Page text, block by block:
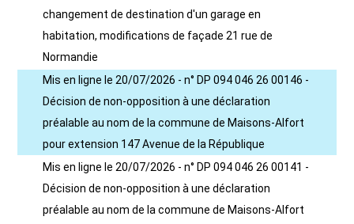
changement de destination d'un garage en
habitation, modifications de façade 21 rue de
Normandie
Mis en ligne le 20/07/2026 - n° DP 094 046 26 00146 -
Décision de non-opposition à une déclaration
préalable au nom de la commune de Maisons-Alfort
pour extension 147 Avenue de la République
Mis en ligne le 20/07/2026 - n° DP 094 046 26 00141 -
Décision de non-opposition à une déclaration
préalable au nom de la commune de Maisons-Alfort